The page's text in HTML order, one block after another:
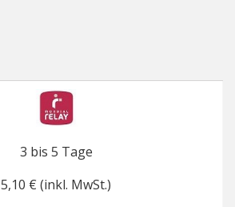
3 bis 5 Tage
5,10 € (inkl. MwSt.)